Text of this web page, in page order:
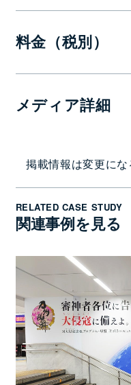
料金（税別）
①～⑥（B0 60枚）
メディア詳細
枚数
掲出期間
1週間
掲出開始日
掲載情報は変更にな
RELATED CASE STUDY
関連事例を見る